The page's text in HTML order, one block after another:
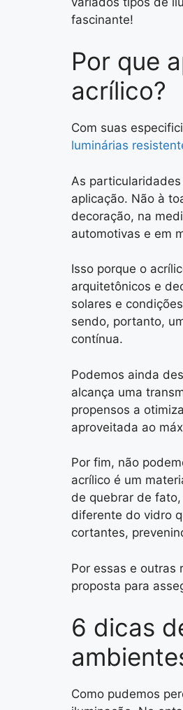
fascinante!
Por que
acrílico?
Com suas
luminárias
As
aplicação. Não à
decoração, na
automotivas e em
Isso porque o
arquitetônicos e
solares e
sendo, portanto,
contínua.
Podemos ainda
alcança uma
propensos a
aproveitada ao
Por fim, não
acrílico é um
de quebrar de
diferente do vidro
cortantes,
Por essas e outras
proposta para
6 dicas
Como pudemos